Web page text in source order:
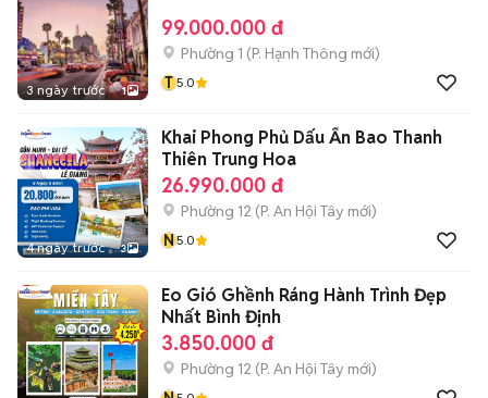
3 ngày trước 1
99.000.000 đ
Phường 1 (P. Hạnh Thông mới)
T 5.0
4 ngày trước 3
Khai Phong Phủ Dấu Ấn Bao Thanh
Thiên Trung Hoa
26.990.000 đ
Phường 12 (P. An Hội Tây mới)
N5.0
Eo Gió Ghềnh Ráng Hành Trình Đẹp
Nhất Bình Định
3.850.000 đ
Phường 12 (P. An Hội Tây mới)